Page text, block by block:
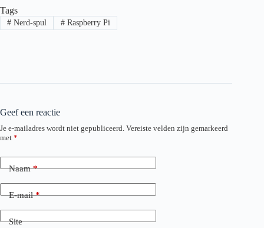
Tags
#Nerd-spul #Raspberry Pi
Geef een reactie
Je e-mailadres wordt niet gepubliceerd. Vereiste velden zijn gemarkeerd
met *
Naam*
E-mail*
Site